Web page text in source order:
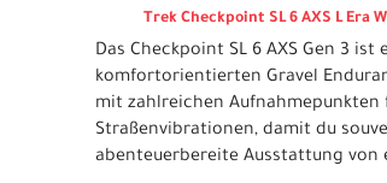
Trek Checkpoint SL 6 AXS L Era
Das Checkpoint SL 6 AXS Gen 3
komfortorientierten Gravel
mit zahlreichen Aufnahmepunkten
Straßenvibrationen, damit du
abenteuerbereite Ausstattung von